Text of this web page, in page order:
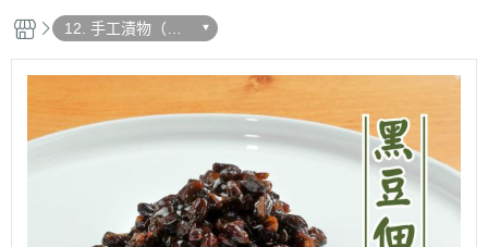
12. 手工漬物（搭
配壽司的最佳選
擇）